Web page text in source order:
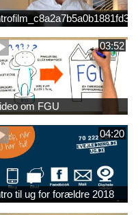
03:52
om FGU
04:20
til ug for forældre 2018